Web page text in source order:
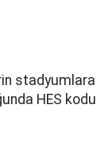
stadyumlara
HES kodu